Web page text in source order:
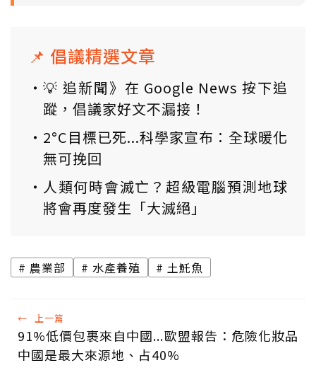
📌 倡議精選文章
💡 追新聞》在 Google News 按下追
蹤，倡議家好文不漏接！
2°C目標已死...科學家宣布：全球暖化
無可挽回
人類何時會滅亡？超級電腦預測地球
將會再度發生「大滅絕」
農業部 水產養殖 土魠魚
← 上一篇
91%低價包裹來自中國...歐盟報告：危險化妝品
中國是最大來源地、占40%